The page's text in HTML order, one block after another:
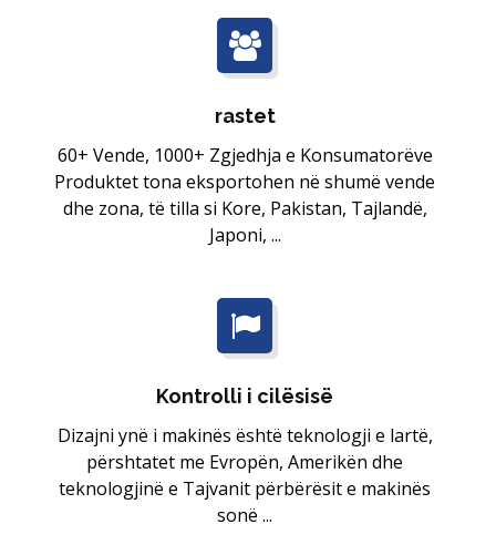
rastet
60+ Vende, 1000+ Zgjedhja e Konsumatorëve
Produktet tona eksportohen në shumë vende
dhe zona, të tilla si Kore, Pakistan, Tajlandë,
Japoni, ...
Kontrolli i cilësisë
Dizajni ynë i makinës është teknologji e lartë,
përshtatet me Evropën, Amerikën dhe
teknologjinë e Tajvanit përbërësit e makinës
sonë ...